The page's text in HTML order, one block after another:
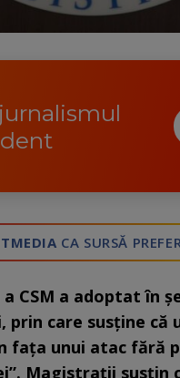
CA SURSĂ
CSM a adoptat în
prin care susține că
faţa unui atac fără
Magistrații susțin